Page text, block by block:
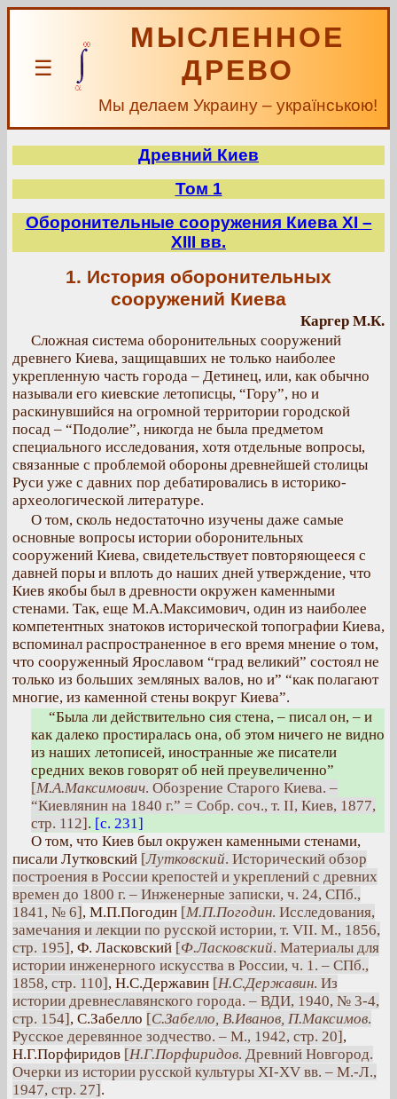
☰
МЫСЛЕННОЕ
ДРЕВО
Мы делаем Украину – українською!
Древний Киев
Том 1
Оборонительные сооружения Киева XI –
XIII вв.
1. История оборонительных
сооружений Киева
Каргер М.К.
Сложная система оборонительных сооружений
древнего Киева, защищавших не только наиболее
укрепленную часть города – Детинец, или, как обычно
называли его киевские летописцы, “Гору”, но и
раскинувшийся на огромной территории городской
посад – “Подолие”, никогда не была предметом
специального исследования, хотя отдельные вопросы,
связанные с проблемой обороны древнейшей столицы
Руси уже с давних пор дебатировались в историко-
археологической литературе.
О том, сколь недостаточно изучены даже самые
основные вопросы истории оборонительных
сооружений Киева, свидетельствует повторяющееся с
давней поры и вплоть до наших дней утверждение, что
Киев якобы был в древности окружен каменными
стенами. Так, еще М.А.Максимович, один из наиболее
компетентных знатоков исторической топографии Киева,
вспоминал распространенное в его время мнение о том,
что сооруженный Ярославом “град великий” состоял не
только из больших земляных валов, но и” “как полагают
многие, из каменной стены вокруг Киева”.
“Была ли действительно сия стена, – писал он, – и
как далеко простиралась она, об этом ничего не видно
из наших летописей, иностранные же писатели
средних веков говорят об ней преувеличенно”
[M.A.Максимович. Обозрение Старого Киева. –
“Киевлянин на 1840 г.” = Собр. соч., т. II, Киев, 1877,
стр. 112]. [с. 231]
О том, что Киев был окружен каменными стенами,
писали Лутковский [Лутковский. Исторический обзор
построения в России крепостей и укреплений с древних
времен до 1800 г. – Инженерные записки, ч. 24, СПб.,
1841, № 6], М.П.Погодин [М.П.Погодин. Исследования,
замечания и лекции по русской истории, т. VII. М., 1856,
стр. 195], Ф. Ласковский [Ф.Ласковский. Материалы для
истории инженерного искусства в России, ч. 1. – СПб.,
1858, стр. 110], Н.С.Державин [Н.С.Державин. Из
истории древнеславянского города. – ВДИ, 1940, № 3-4,
стр. 154], С.Забелло [С.Забелло, В.Иванов, П.Максимов.
Русское деревянное зодчество. – М., 1942, стр. 20],
Н.Г.Порфиридов [Н.Г.Порфиридов. Древний Новгород.
Очерки из истории русской культуры XI-XV вв. – М.-Л.,
1947, стр. 27].